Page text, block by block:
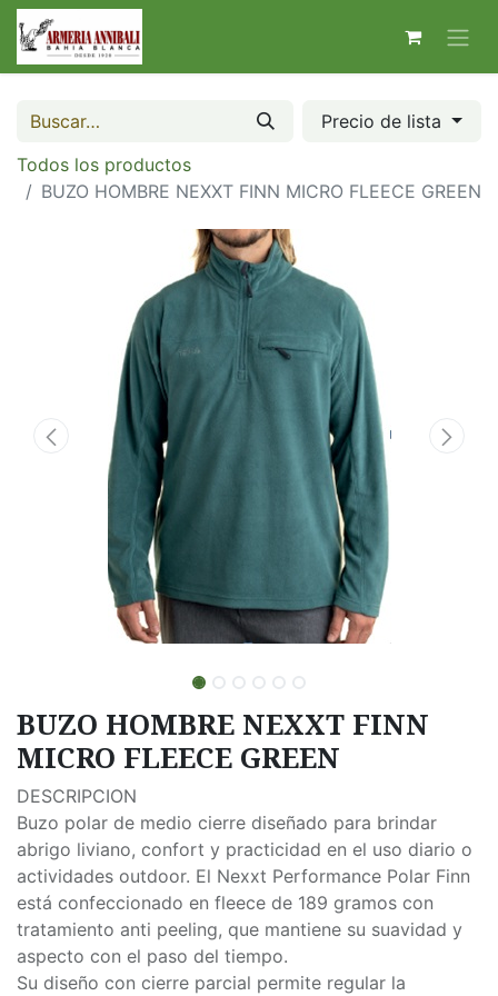
Precio de lista
Todos los productos
BUZO HOMBRE NEXXT FINN MICRO FLEECE GREEN
BUZO HOMBRE NEXXT FINN
MICRO FLEECE GREEN
DESCRIPCION
Buzo polar de medio cierre diseñado para brindar
abrigo liviano, confort y practicidad en el uso diario o
actividades outdoor. El Nexxt Performance Polar Finn
está confeccionado en fleece de 189 gramos con
tratamiento anti peeling, que mantiene su suavidad y
aspecto con el paso del tiempo.
Su diseño con cierre parcial permite regular la